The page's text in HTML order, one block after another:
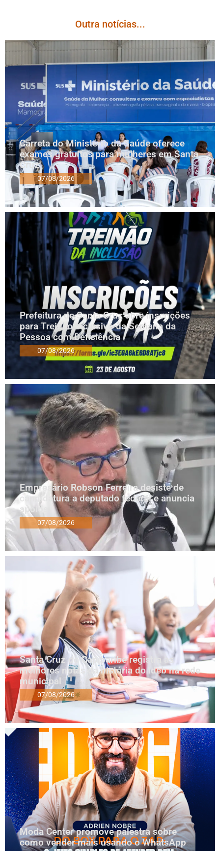
Outra notícias...
Carreta do Ministério da Saúde oferece
exames gratuitos para mulheres em Santa
Cruz
07/08/2026
Prefeitura de Santa Cruz abre inscrições
para Treinão Inclusivo da Semana da
Pessoa com Deficiência
07/08/2026
Empresário Robson Ferreira desiste de
candidatura a deputado federal e anuncia
apoios
07/08/2026
Santa Cruz do Capibaribe registra as
melhores notas da história do Ideb na rede
municipal
07/08/2026
Moda Center promove palestra sobre
como vender mais usando o WhatsApp